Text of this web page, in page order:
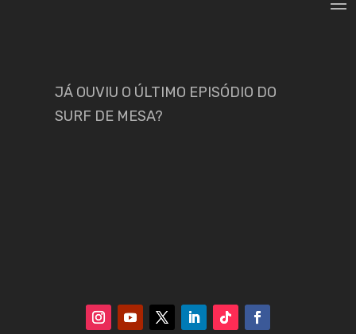
JÁ OUVIU O ÚLTIMO EPISÓDIO DO
SURF DE MESA?